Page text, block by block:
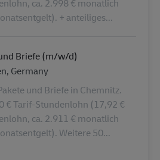
ca. 2.998 € monatlich
+ anteiliges...
Briefe (m/w/d)
Germany
und Briefe in Chemnitz.
€ Tarif-Stundenlohn (17,92 €
ca. 2.911 € monatlich
Weitere 50...